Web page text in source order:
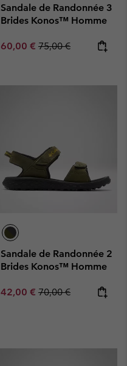
Sandale de Randonnée 3
Brides Konos™ Homme
Sale price:
60,00 € Regular price:
75,00 €
Sandale de Randonnée 2
Brides Konos™ Homme
Sale price:
42,00 € Regular price:
70,00 €